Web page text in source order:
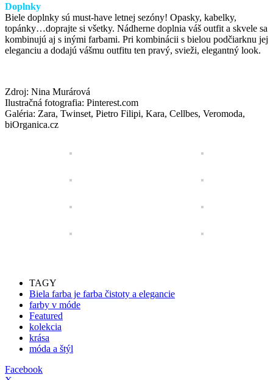
Doplnky
Biele doplnky sú must-have letnej sezóny! Opasky, kabelky,
topánky…doprajte si všetky. Nádherne doplnia váš outfit a skvele sa
kombinujú aj s inými farbami. Pri kombinácii s bielou podčiarknu jej
eleganciu a dodajú vášmu outfitu ten pravý, svieži, elegantný look.
Zdroj: Nina Murárová
Ilustračná fotografia: Pinterest.com
Galéria: Zara, Twinset, Pietro Filipi, Kara, Cellbes, Veromoda,
biOrganica.cz
TAGY
Biela farba je farba čistoty a elegancie
farby v móde
Featured
kolekcia
krása
móda a štýl
Facebook